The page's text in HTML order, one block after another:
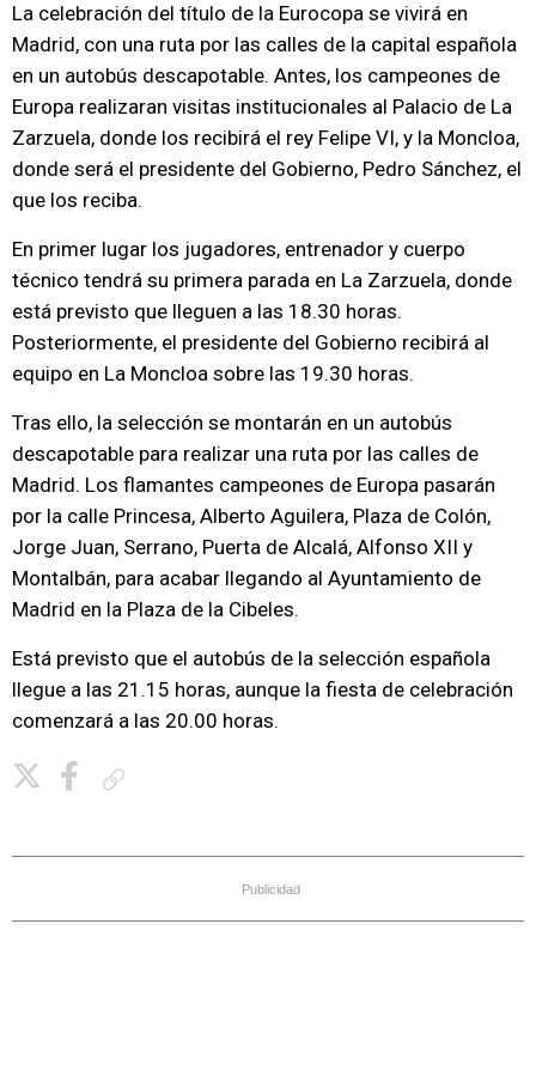
La celebración del título de la Eurocopa se vivirá en
Madrid, con una ruta por las calles de la capital española
en un autobús descapotable. Antes, los campeones de
Europa realizaran visitas institucionales al Palacio de La
Zarzuela, donde los recibirá el rey Felipe VI, y la Moncloa,
donde será el presidente del Gobierno, Pedro Sánchez, el
que los reciba.
En primer lugar los jugadores, entrenador y cuerpo
técnico tendrá su primera parada en La Zarzuela, donde
está previsto que lleguen a las 18.30 horas.
Posteriormente, el presidente del Gobierno recibirá al
equipo en La Moncloa sobre las 19.30 horas.
Tras ello, la selección se montarán en un autobús
descapotable para realizar una ruta por las calles de
Madrid. Los flamantes campeones de Europa pasarán
por la calle Princesa, Alberto Aguilera, Plaza de Colón,
Jorge Juan, Serrano, Puerta de Alcalá, Alfonso XII y
Montalbán, para acabar llegando al Ayuntamiento de
Madrid en la Plaza de la Cibeles.
Está previsto que el autobús de la selección española
llegue a las 21.15 horas, aunque la fiesta de celebración
comenzará a las 20.00 horas.
Publicidad